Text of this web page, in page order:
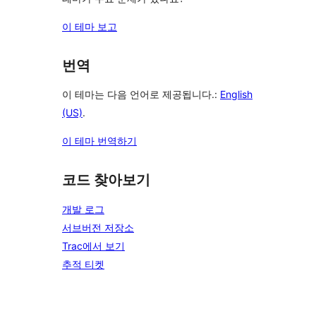
이 테마 보고
번역
이 테마는 다음 언어로 제공됩니다.: English
(US).
이 테마 번역하기
코드 찾아보기
개발 로그
서브버전 저장소
Trac에서 보기
추적 티켓